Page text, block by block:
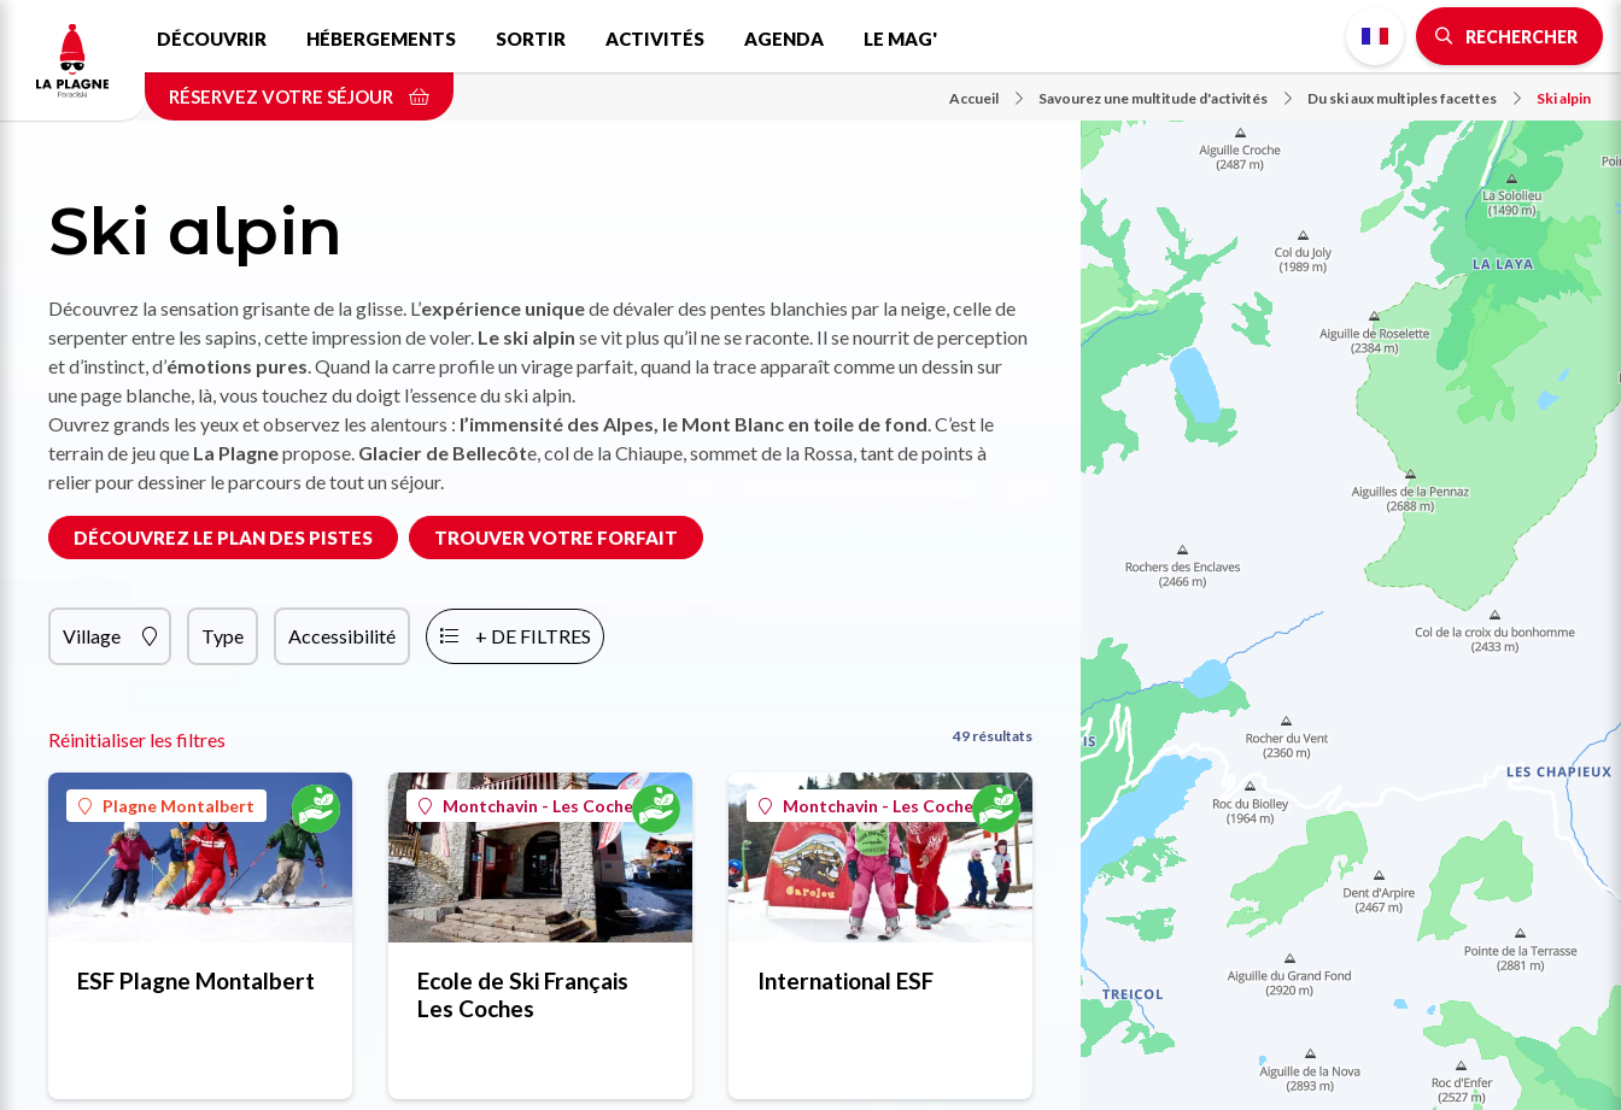
contenu
principal
DÉCOUVRIR HÉBERGEMENTS SORTIR ACTIVITÉS AGENDA LE MAG' RECHERCHER
RÉSERVEZ VOTRE SÉJOUR Accueil Savourez une multitude d'activités Du ski aux multiples facettes Ski alpin
Ski alpin
Découvrez la sensation grisante de la glisse. L’expérience uniquede dévaler des pentes blanchies par la neige, celle de
serpenter entre les sapins, cette impression de voler. Le ski alpin se vit plus qu’il ne se raconte. Il se nourrit de perception
et d’instinct, d’émotions pures. Quand la carre profile un virage parfait, quand la trace apparaît comme un dessin sur
une page blanche, là, vous touchez du doigt l’essence du ski alpin.
Ouvrez grands les yeux et observez les alentours : l’immensité des Alpes, le Mont Blanc en toile de fond. C’est le
terrain de jeu que La Plagnepropose. Glacier de Bellecôte, col de la Chiaupe, sommet de la Rossa, tant de points à
relier pour dessiner le parcours de tout un séjour.
DÉCOUVREZ LE PLAN DES PISTES TROUVER VOTRE FORFAIT
Village Type Accessibilité + DE FILTRES
Réinitialiser les filtres 49 résultats
Plagne Montalbert
ESF Plagne Montalbert
Montchavin - Les Coches
Ecole de Ski Français
Les Coches
Montchavin - Les Coches
International ESF